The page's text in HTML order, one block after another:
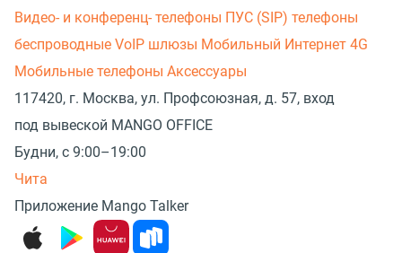
Видео- и конференц- телефоны ПУС (SIP) телефоны
беспроводные VoIP шлюзы Мобильный Интернет 4G
Мобильные телефоны Аксессуары
117420, г. Москва, ул. Профсоюзная, д. 57, вход
под вывеской MANGO OFFICE
Будни, с 9:00–19:00
Чита
Приложение Mango Talker